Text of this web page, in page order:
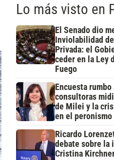
Lo más visto en
El Senado dio
Inviolabilidad
Privada: el
ceder en la Ley
Fuego
Encuesta
consultoras
de Milei y la
en el peronismo
Ricardo
debate sobre la
Cristina